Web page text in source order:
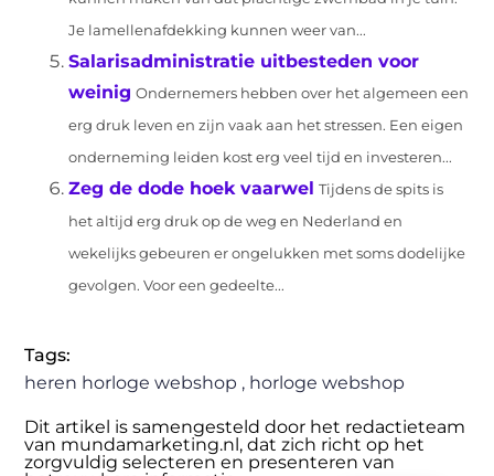
Je lamellenafdekking kunnen weer van...
Salarisadministratie uitbesteden voor
weinig Ondernemers hebben over het algemeen een
erg druk leven en zijn vaak aan het stressen. Een eigen
onderneming leiden kost erg veel tijd en investeren...
Zeg de dode hoek vaarwel Tijdens de spits is
het altijd erg druk op de weg en Nederland en
wekelijks gebeuren er ongelukken met soms dodelijke
gevolgen. Voor een gedeelte...
Tags:
heren horloge webshop , horloge webshop
Dit artikel is samengesteld door het redactieteam
van mundamarketing.nl, dat zich richt op het
zorgvuldig selecteren en presenteren van